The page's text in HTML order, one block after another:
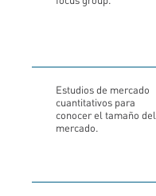
Estudios de mercado
cuantitativos para
conocer el tamaño del
mercado.